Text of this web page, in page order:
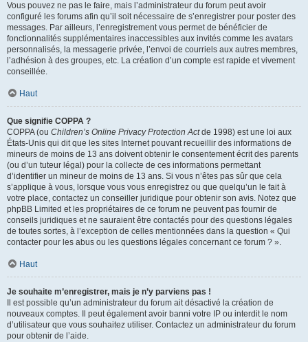
Vous pouvez ne pas le faire, mais l’administrateur du forum peut avoir
configuré les forums afin qu’il soit nécessaire de s’enregistrer pour poster des
messages. Par ailleurs, l’enregistrement vous permet de bénéficier de
fonctionnalités supplémentaires inaccessibles aux invités comme les avatars
personnalisés, la messagerie privée, l’envoi de courriels aux autres membres,
l’adhésion à des groupes, etc. La création d’un compte est rapide et vivement
conseillée.
Haut
Que signifie COPPA ?
COPPA (ou Children’s Online Privacy Protection Actde 1998) est une loi aux
États-Unis qui dit que les sites Internet pouvant recueillir des informations de
mineurs de moins de 13 ans doivent obtenir le consentement écrit des parents
(ou d’un tuteur légal) pour la collecte de ces informations permettant
d’identifier un mineur de moins de 13 ans. Si vous n’êtes pas sûr que cela
s’applique à vous, lorsque vous vous enregistrez ou que quelqu’un le fait à
votre place, contactez un conseiller juridique pour obtenir son avis. Notez que
phpBB Limited et les propriétaires de ce forum ne peuvent pas fournir de
conseils juridiques et ne sauraient être contactés pour des questions légales
de toutes sortes, à l’exception de celles mentionnées dans la question « Qui
contacter pour les abus ou les questions légales concernant ce forum ? ».
Haut
Je souhaite m’enregistrer, mais je n’y parviens pas !
Il est possible qu’un administrateur du forum ait désactivé la création de
nouveaux comptes. Il peut également avoir banni votre IP ou interdit le nom
d’utilisateur que vous souhaitez utiliser. Contactez un administrateur du forum
pour obtenir de l’aide.